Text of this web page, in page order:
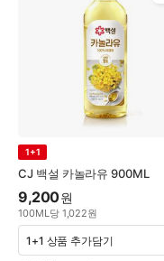
CJ 백설 카놀라유 900ML
1+1
9,200원
100ML당 1,022원
1+1 상품 추가담기